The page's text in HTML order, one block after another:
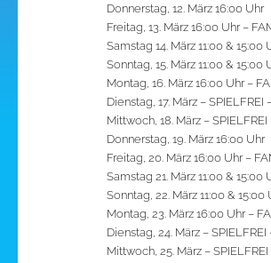
Donnerstag, 12. März 16:00 Uhr
Freitag, 13. März 16:00 Uhr –
Samstag 14. März 11:00 & 15:00
Sonntag, 15. März 11:00 & 15:00
Montag, 16. März 16:00 Uhr –
Dienstag, 17. März –
Mittwoch, 18. März –
Donnerstag, 19. März 16:00 Uhr
Freitag, 20. März 16:00 Uhr –
Samstag 21. März 11:00 & 15:00
Sonntag, 22. März 11:00 & 15:00
Montag, 23. März 16:00 Uhr –
Dienstag, 24. März –
Mittwoch, 25. März –